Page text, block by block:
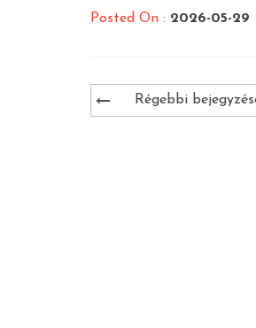
Posted On : 2026-05-29
Bejegyzés
navigáció
Régebbi